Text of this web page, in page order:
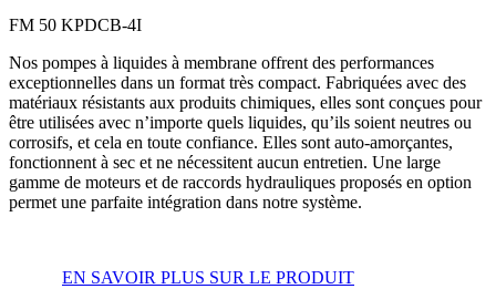
FM 50 KPDCB-4I
Nos pompes à liquides à membrane offrent des performances
exceptionnelles dans un format très compact. Fabriquées avec des
matériaux résistants aux produits chimiques, elles sont conçues pour
être utilisées avec n’importe quels liquides, qu’ils soient neutres ou
corrosifs, et cela en toute confiance. Elles sont auto-amorçantes,
fonctionnent à sec et ne nécessitent aucun entretien. Une large
gamme de moteurs et de raccords hydrauliques proposés en option
permet une parfaite intégration dans notre système.
EN SAVOIR PLUS SUR LE PRODUIT